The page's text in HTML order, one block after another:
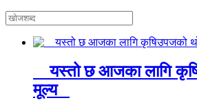
यस्तो छ आजका लागि
मूल्य